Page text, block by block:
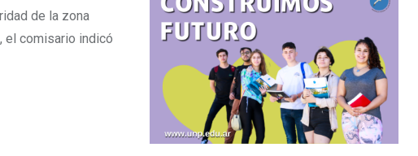
de la zona
el comisario indicó